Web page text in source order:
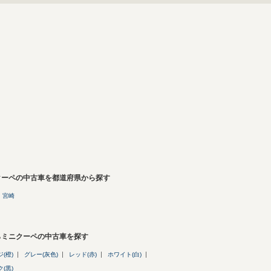
ーペの中古車を都道府県から探す
宮崎
ニクーペの中古車を探す
(橙) グレー(灰色) レッド(赤) ホワイト(白)
(黒)